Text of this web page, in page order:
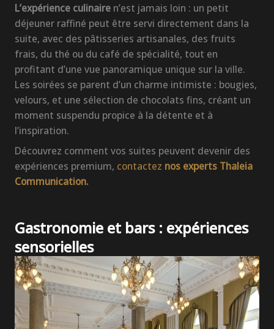
L’expérience culinairen’est jamais loin : un petit
déjeuner raffiné peut être servi directement dans la
suite, avec des pâtisseries artisanales, des fruits
frais, du thé ou du café de spécialité, tout en
profitant d’une vue panoramique unique sur la ville.
Les soirées se parent d’un charme intimiste : bougies,
velours, et une sélection de chocolats fins, créant un
moment suspendu propice à la détente et à
l’inspiration.
Découvrez comment vos suites peuvent devenir des
expériences premium, contactez nos experts Thaleia
Communication.
Gastronomie et bars : expériences
sensorielles